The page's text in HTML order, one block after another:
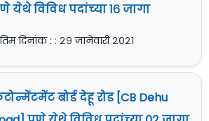
येथे विविध पदांच्या १६ जागा
दिनांक : : २९ जानेवारी २०२१
बोर्ड देहू रोड [CB Dehu